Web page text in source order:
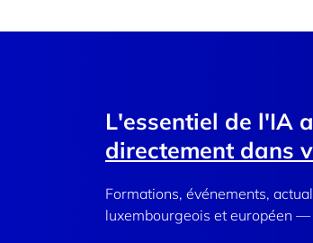
L'essentiel de l'IA
directement dans
Formations, événements,
luxembourgeois et européen